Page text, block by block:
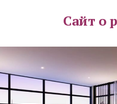
Сайт о